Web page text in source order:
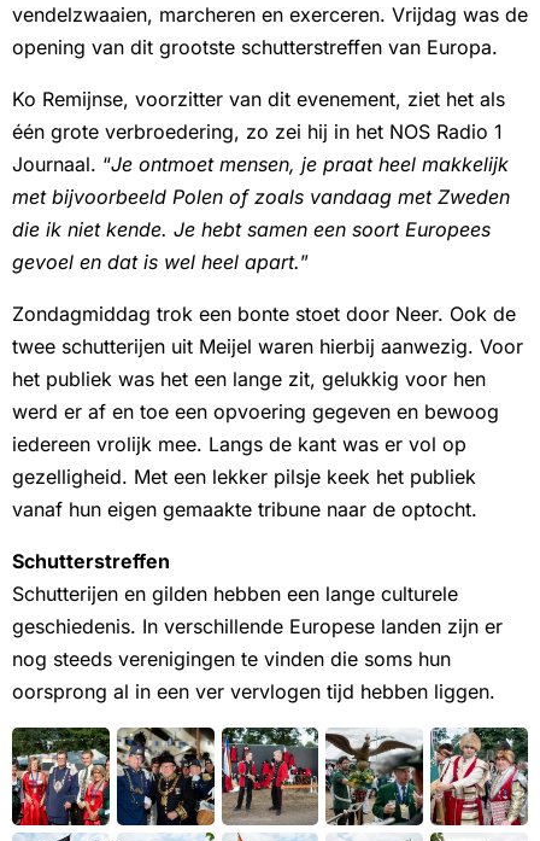
vendelzwaaien, marcheren en exerceren. Vrijdag was de
opening van dit grootste schutterstreffen van Europa.
Ko Remijnse, voorzitter van dit evenement, ziet het als
één grote verbroedering, zo zei hij in het NOS Radio 1
Journaal. “Je ontmoet mensen, je praat heel makkelijk
met bijvoorbeeld Polen of zoals vandaag met Zweden
die ik niet kende. Je hebt samen een soort Europees
gevoel en dat is wel heel apart.”
Zondagmiddag trok een bonte stoet door Neer. Ook de
twee schutterijen uit Meijel waren hierbij aanwezig. Voor
het publiek was het een lange zit, gelukkig voor hen
werd er af en toe een opvoering gegeven en bewoog
iedereen vrolijk mee. Langs de kant was er vol op
gezelligheid. Met een lekker pilsje keek het publiek
vanaf hun eigen gemaakte tribune naar de optocht.
Schutterstreffen
Schutterijen en gilden hebben een lange culturele
geschiedenis. In verschillende Europese landen zijn er
nog steeds verenigingen te vinden die soms hun
oorsprong al in een ver vervlogen tijd hebben liggen.